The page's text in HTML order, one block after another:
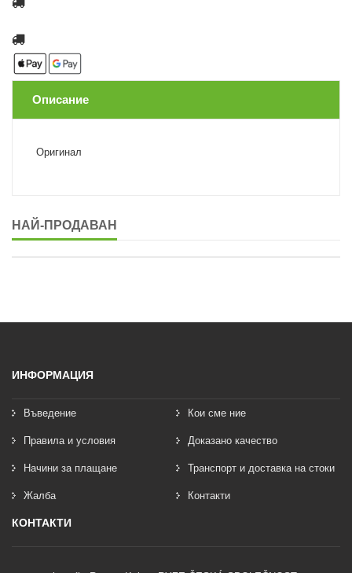
Описание
Оригинал
НАЙ-ПРОДАВАН
ИНФОРМАЦИЯ
Въведение Кои сме ние
Правила и условия Доказано качество
Начини за плащане Транспорт и доставка на стоки
Жалба Контакти
КОНТАКТИ